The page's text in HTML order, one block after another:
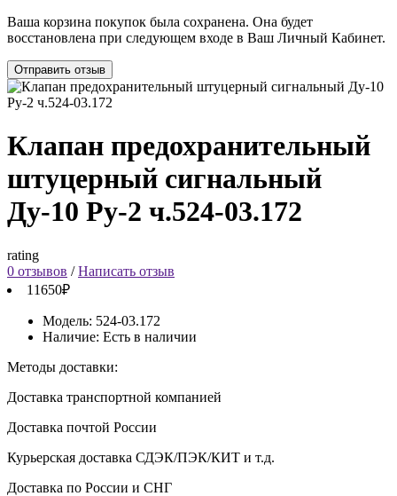
Ваша корзина покупок была сохранена. Она будет
восстановлена при следующем входе в Ваш Личный Кабинет.
Отправить отзыв
Клапан предохранительный
штуцерный сигнальный
Ду-10 Ру-2 ч.524-03.172
rating
0 отзывов /Написать отзыв
11650₽
Модель: 524-03.172
Наличие: Есть в наличии
Методы доставки:
Доставка транспортной компанией
Доставка почтой России
Курьерская доставка СДЭК/ПЭК/КИТ и т.д.
Доставка по России и СНГ